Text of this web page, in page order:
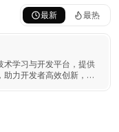
最新 最热
术学习与开发平台，提供
力开发者高效创新，实